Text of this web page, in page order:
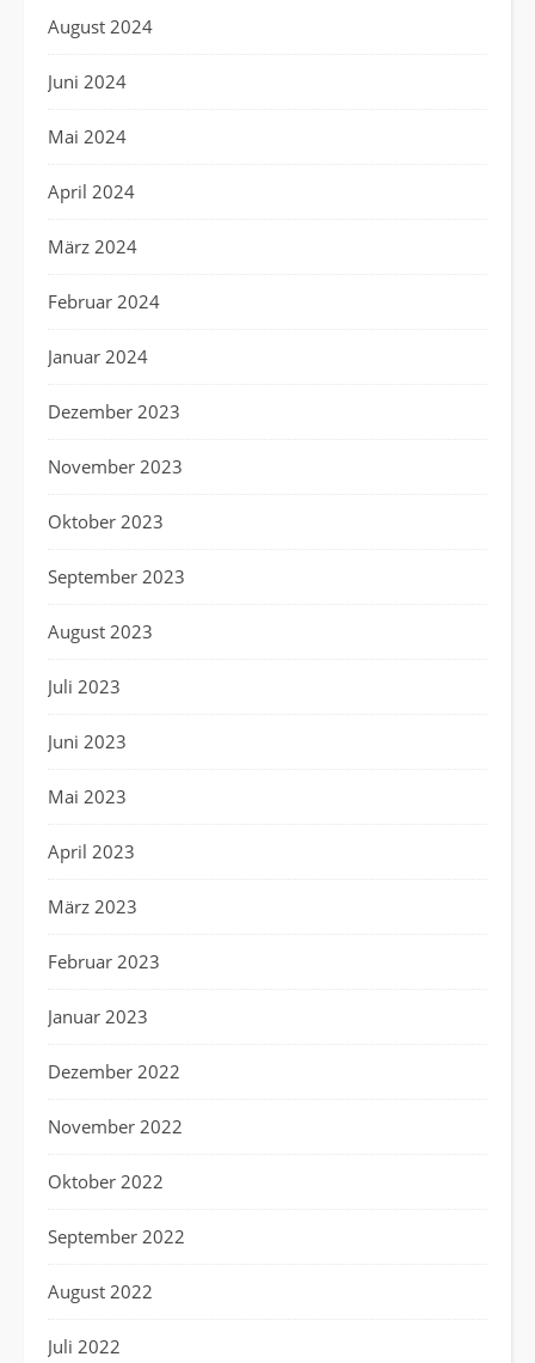
August 2024
Juni 2024
Mai 2024
April 2024
März 2024
Februar 2024
Januar 2024
Dezember 2023
November 2023
Oktober 2023
September 2023
August 2023
Juli 2023
Juni 2023
Mai 2023
April 2023
März 2023
Februar 2023
Januar 2023
Dezember 2022
November 2022
Oktober 2022
September 2022
August 2022
Juli 2022